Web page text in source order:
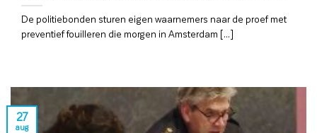
De politiebonden sturen eigen waarnemers naar de proef met
preventief fouilleren die morgen in Amsterdam [...]
27
aug